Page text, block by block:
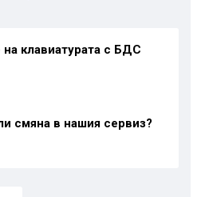
клавиатурата с БДС
смяна в нашия сервиз?